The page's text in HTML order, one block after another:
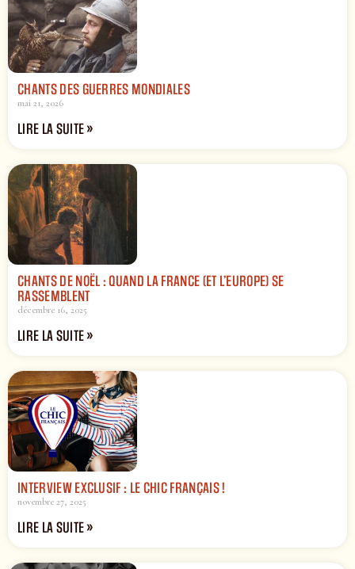
CHANTS DES GUERRES MONDIALES
mai 21, 2026
LIRE LA SUITE »
CHANTS DE NOËL : QUAND LA FRANCE (ET L’EUROPE) SE
RASSEMBLENT
décembre 16, 2025
LIRE LA SUITE »
INTERVIEW EXCLUSIF : LE CHIC FRANÇAIS !
novembre 27, 2025
LIRE LA SUITE »